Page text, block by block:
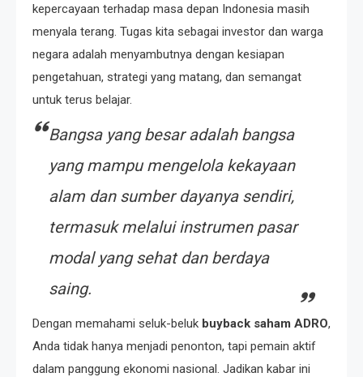
kepercayaan terhadap masa depan Indonesia masih
menyala terang. Tugas kita sebagai investor dan warga
negara adalah menyambutnya dengan kesiapan
pengetahuan, strategi yang matang, dan semangat
untuk terus belajar.
Bangsa yang besar adalah bangsa
yang mampu mengelola kekayaan
alam dan sumber dayanya sendiri,
termasuk melalui instrumen pasar
modal yang sehat dan berdaya
saing.
Dengan memahami seluk-beluk buyback saham ADRO,
Anda tidak hanya menjadi penonton, tapi pemain aktif
dalam panggung ekonomi nasional. Jadikan kabar ini